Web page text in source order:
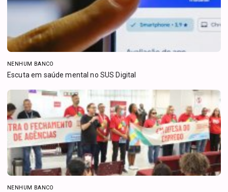
NENHUM BANCO
Escuta em saúde mental no SUS Digital
NENHUM BANCO